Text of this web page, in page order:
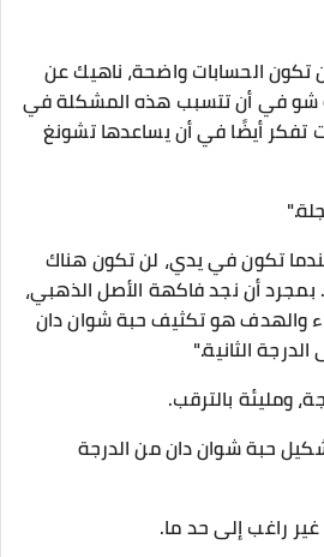
تكون الحسابات واضحة، ناهيك عن
شو في أن تتسبب هذه المشكلة في
تفكر أيضًا في أن يساعدها تشونغ
تكون في يدي، لن تكون هناك
أن نجد فاكهة الأصل الذهبي،
والهدف هو تكثيف حبة شوان دان
الثانية."
ومليئة بالترقب.
حبة شوان دان من الدرجة
راغب إلى حد ما.